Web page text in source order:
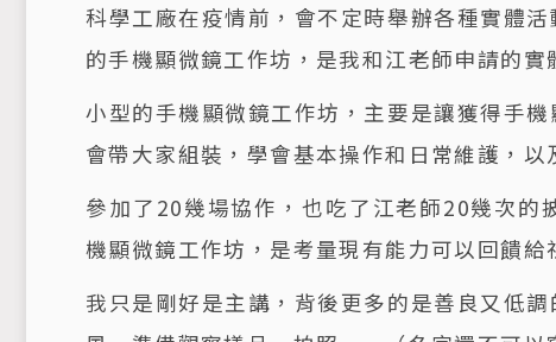
科學工廠在疫情前，會不定時舉辦各種實體
的手機顯微鏡工作坊，是我和江老師申請的實
小型的手機顯微鏡工作坊，主要是讓獲得手
會帶大家組裝，學會基本操作和日常維護，
參加了20幾場協作，也吃了江老師20幾次
機顯微鏡工作坊，是考量現有能力可以回饋給
我只是剛好是主講，背後更多的是善良又低